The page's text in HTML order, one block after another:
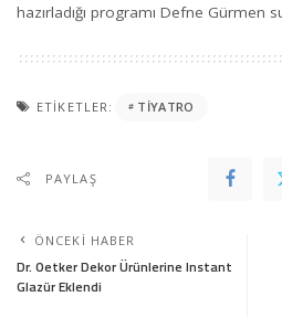
hazırladığı programı Defne Gürmen
ETIKETLER: TIYATRO
PAYLAŞ
ÖNCEKI HABER
Dr. Oetker Dekor Ürünlerine Instant
Glazür Eklendi